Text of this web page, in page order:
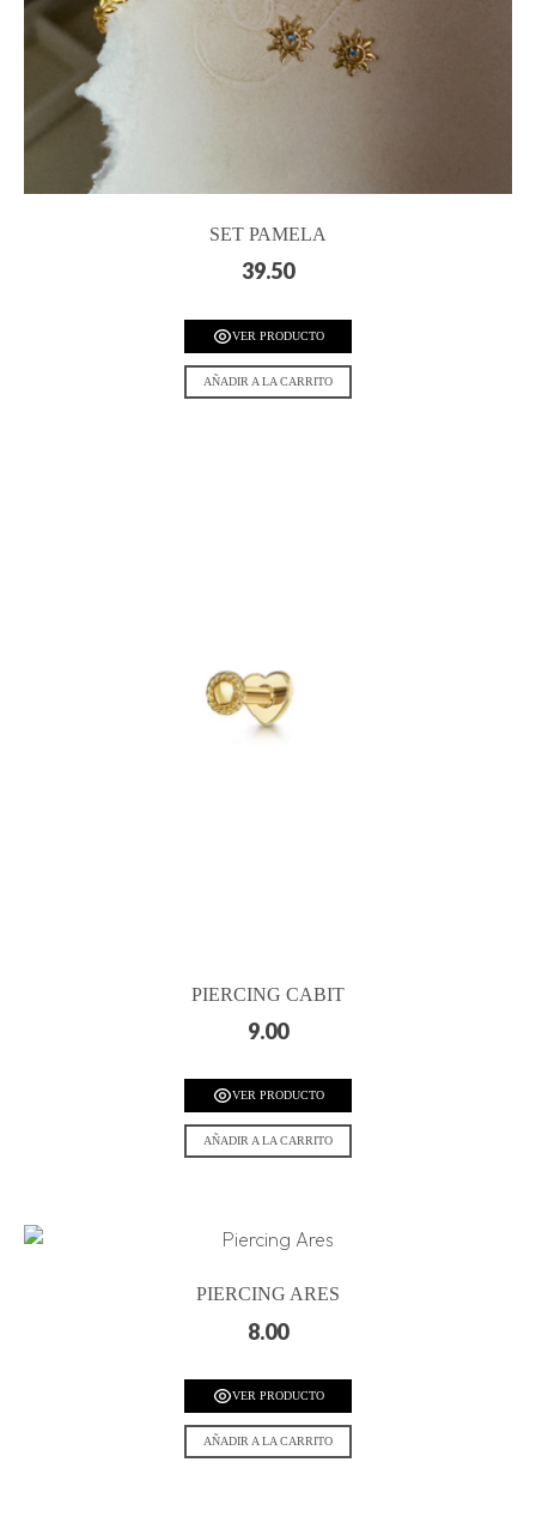
SET PAMELA
39.50
VER PRODUCTO
AÑADIR A LA CARRITO
PIERCING CABIT
9.00
VER PRODUCTO
AÑADIR A LA CARRITO
PIERCING ARES
8.00
VER PRODUCTO
AÑADIR A LA CARRITO